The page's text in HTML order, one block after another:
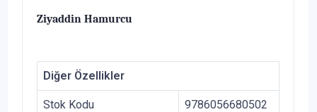
Ziyaddin Hamurcu
Diğer Özellikler
Stok Kodu 9786056680502